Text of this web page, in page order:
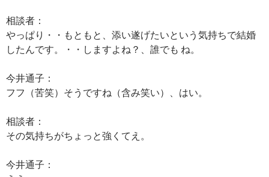
相談者：
やっぱり・・もともと、添い遂げたいという気持ちで結婚
したんです。・・しますよね？、誰でも ね。
今井通子：
フフ（苦笑）そうですね（含み笑い）、はい。
相談者：
その気持ちがちょっと強くてえ。
今井通子：